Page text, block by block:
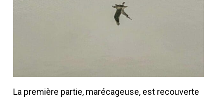
La première partie, marécageuse, est recouverte